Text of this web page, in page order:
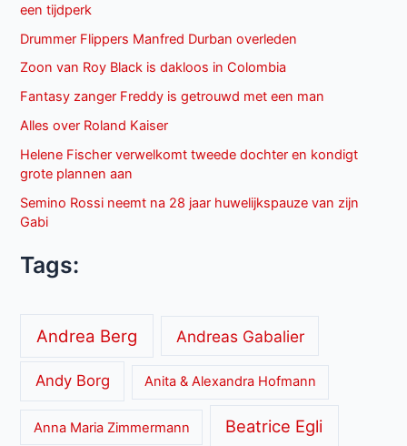
een tijdperk
Drummer Flippers Manfred Durban overleden
Zoon van Roy Black is dakloos in Colombia
Fantasy zanger Freddy is getrouwd met een man
Alles over Roland Kaiser
Helene Fischer verwelkomt tweede dochter en kondigt
grote plannen aan
Semino Rossi neemt na 28 jaar huwelijkspauze van zijn
Gabi
Tags:
Andrea Berg Andreas Gabalier
Andy Borg Anita & Alexandra Hofmann
Anna Maria Zimmermann Beatrice Egli